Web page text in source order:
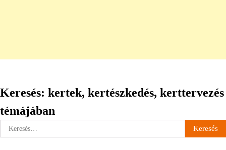
Keresés: kertek, kertészkedés, kerttervezés
témájában
Keresés: